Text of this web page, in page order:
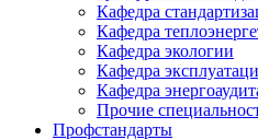
Кафедра
Кафедра
Кафедра экологии
Кафедра
Кафедра
Прочие
Профстандарты